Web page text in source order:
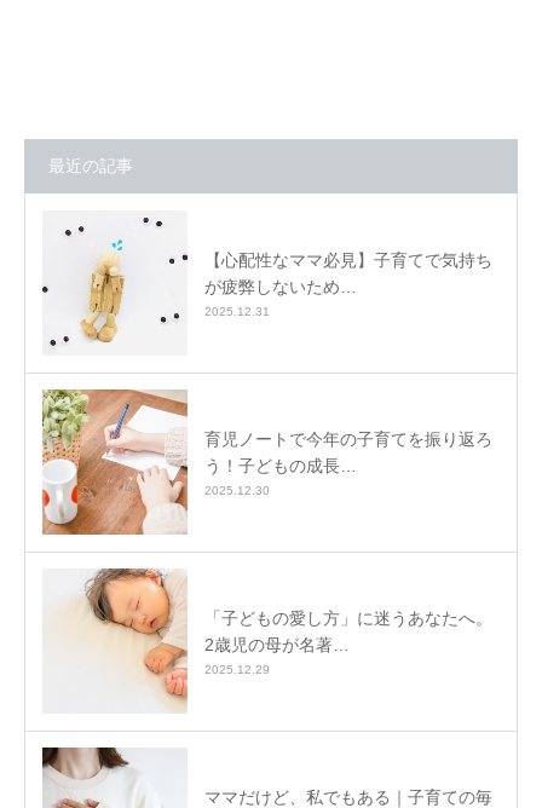
最近の記事
【心配性なママ必見】子育てで気持ち
が疲弊しないため…
2025.12.31
育児ノートで今年の子育てを振り返ろ
う！子どもの成長…
2025.12.30
「子どもの愛し方」に迷うあなたへ。
2歳児の母が名著…
2025.12.29
ママだけど、私でもある｜子育ての毎